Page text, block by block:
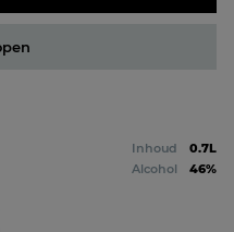
Inhoud
0.7L
Alcohol
46%